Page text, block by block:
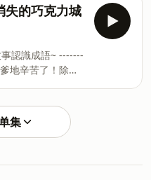
nice
故事，孩子睡了，
論是職場的抉擇、
陪你找回內心的
失的巧克力城
集